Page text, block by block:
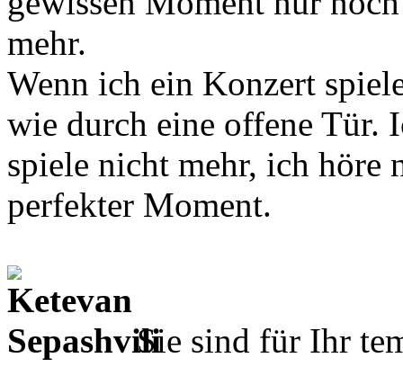
mehr.
Wenn ich ein Konzert
wie durch eine offene
spiele nicht mehr, ich höre
perfekter Moment.
Sie sind für Ihr